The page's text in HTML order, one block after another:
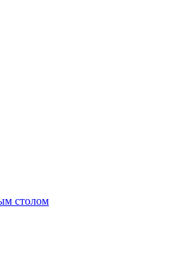
столом